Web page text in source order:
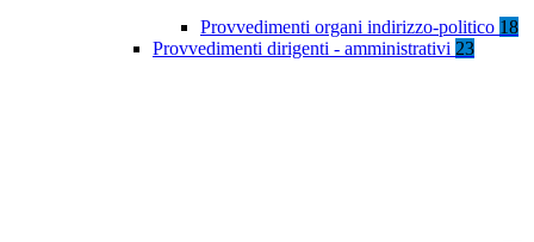
Provvedimenti organi indirizzo-politico 18
Provvedimenti dirigenti - amministrativi 23